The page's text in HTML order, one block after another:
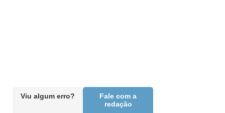
Viu algum erro?
Fale com a
redação